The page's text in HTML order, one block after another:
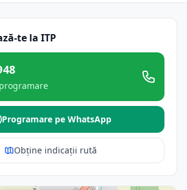
te la ITP
Programare pe WhatsApp
Obține indicații rută